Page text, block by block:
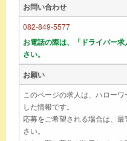
お問い合わせ
082-849-5577
お電話の際は、「ドライバー
さい。
お願い
このページの求人は、ハロー
した情報です。
応募をご希望される場合は、
さい。